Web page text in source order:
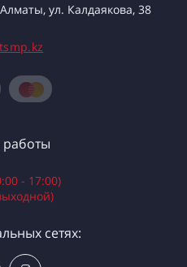
ул. Калдаякова, 38
- 17:00)
сетях: